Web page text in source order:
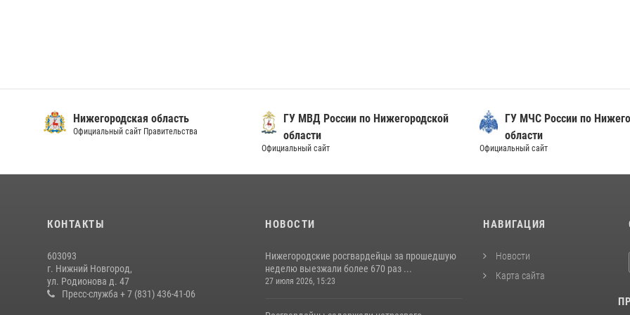
Нижегородская область
Официальный сайт Правительства
ГУ МВД России по Нижегородской
области
Официальный сайт
ГУ МЧС России по
области
Официальный сайт
КОНТАКТЫ
603093
г. Нижний Новгород,
ул. Родионова д. 47
Пресс-служба + 7 (831) 436-41-06
НОВОСТИ
Нижегородские росгвардейцы за прошедшую
неделю выезжали более 670 раз ...
27 июля 2026, 15:23
НАВИГАЦИЯ
Новости
Карта сайта